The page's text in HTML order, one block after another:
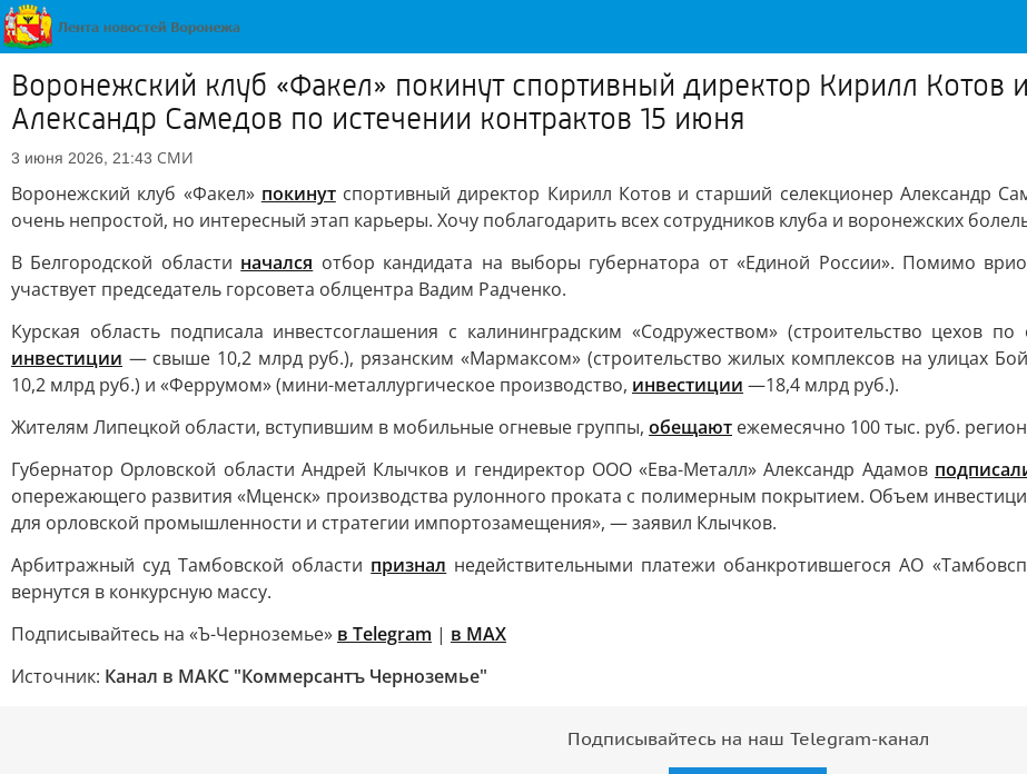
Воронежский клуб «Факел» покинут спортивный директор Кирилл Котов
Александр Самедов по истечении контрактов 15 июня
3 июня 2026, 21:43 СМИ
Воронежский клуб «Факел» покинутспортивный директор Кирилл Котов и старший селекционер Александр
очень непростой, но интересный этап карьеры. Хочу поблагодарить всех сотрудников клуба и воронежских
В Белгородской области начался отбор кандидата на выборы губернатора от «Единой России». Помимо
участвует председатель горсовета облцентра Вадим Радченко.
Курская область подписала инвестсоглашения с калининградским «Содружеством» (строительство цехов
инвестиции — свыше 10,2 млрд руб.), рязанским «Мармаксом» (строительство жилых комплексов на улицах
10,2 млрд руб.) и «Феррумом» (мини-металлургическое производство, инвестиции —18,4 млрд руб.).
Жителям Липецкой области, вступившим в мобильные огневые группы, обещают ежемесячно 100 тыс. руб.
Губернатор Орловской области Андрей Клычков и гендиректор ООО «Ева-Металл» Александр Адамов
опережающего развития «Мценск» производства рулонного проката с полимерным покрытием. Объем
для орловской промышленности и стратегии импортозамещения», — заявил Клычков.
Арбитражный суд Тамбовской области признал недействительными платежи обанкротившегося АО
вернутся в конкурсную массу.
Подписывайтесь на «Ъ-Черноземье» в Telegram | в MAX
Источник: Канал в МАКС "Коммерсантъ Черноземье"
Подписывайтесь на наш Telegram-канал